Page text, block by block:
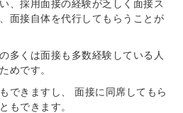
、採用面接の経験が乏しく面接ス
面接自体を代行してもらうことが
多くは面接も多数経験している人
めです。
できますし、 面接に同席してもら
もできます。
他サービスIDで登録
みんなの採用部があなたの許可なく投稿すること
はありません